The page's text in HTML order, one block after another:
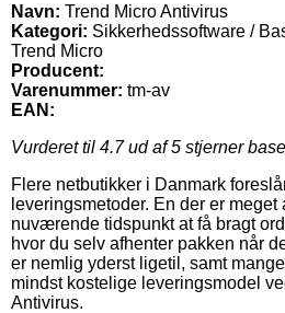
Navn: Trend Micro Antivirus
Kategori: Sikkerhedssoftware /
Trend Micro
Producent:
Varenummer: tm-av
EAN:
Vurderet til 4.7ud af 5 stjerner
Flere netbutikker i Danmark
leveringsmetoder. En der er
nuværende tidspunkt at få bragt
hvor du selv afhenter pakken når
er nemlig yderst ligetil, samt
mindst kostelige leveringsmodel
Antivirus.